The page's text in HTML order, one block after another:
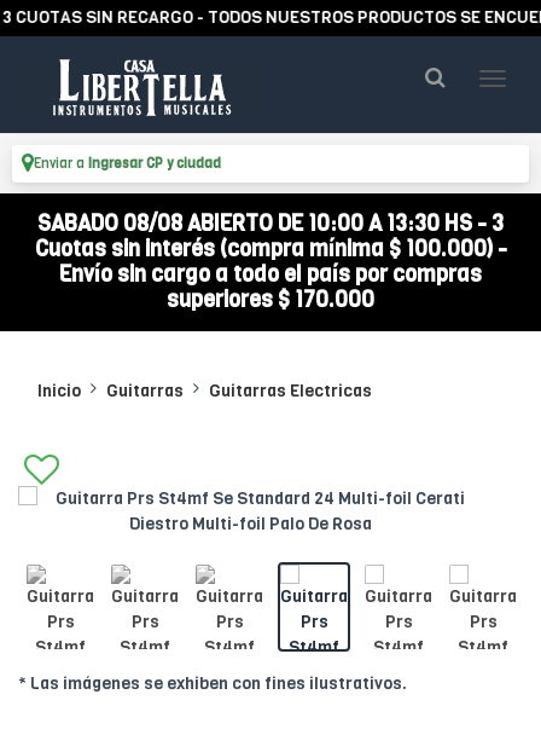
SIN RECARGO - TODOS NUESTROS PRODUCTOS SE
Enviar a Ingresar CP y ciudad
SABADO 08/08 ABIERTO DE 10:00 A 13:30 HS - 3
Cuotas sin interés (compra mínima $ 100.000) -
Envío sin cargo a todo el país por compras
superiores $ 170.000
Inicio Guitarras Guitarras Electricas
* Las imágenes se exhiben con fines ilustrativos.